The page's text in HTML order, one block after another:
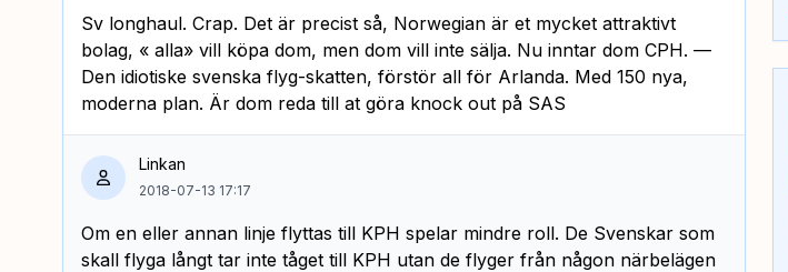
Sv longhaul. Crap. Det är precist så, Norwegian är et mycket attraktivt
bolag, « alla» vill köpa dom, men dom vill inte sälja. Nu inntar dom CPH. —
Den idiotiske svenska flyg-skatten, förstör all för Arlanda. Med 150 nya,
moderna plan. Är dom reda till at göra knock out på SAS
Linkan
2018-07-13 17:17
Om en eller annan linje flyttas till KPH spelar mindre roll. De Svenskar som
skall flyga långt tar inte tåget till KPH utan de flyger från någon närbelägen